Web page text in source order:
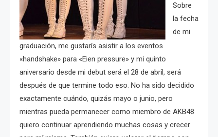
Sobre
la fecha
de mi
graduación, me gustarís asistir a los eventos
«handshake» para «Eien pressure» y mi quinto
aniversario desde mi debut será el 28 de abril, será
después de que termine todo eso. No ha sido decidido
exactamente cuándo, quizás mayo o junio, pero
mientras pueda permanecer como miembro de AKB48
quiero continuar aprendiendo muchas cosas y crecer